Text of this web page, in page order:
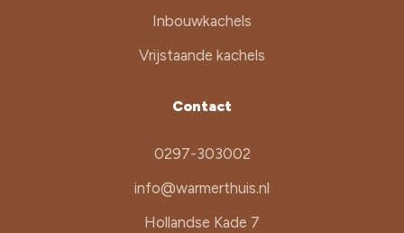
Inbouwkachels
Vrijstaande kachels
Contact
0297-303002
info@warmerthuis.nl
Hollandse Kade 7